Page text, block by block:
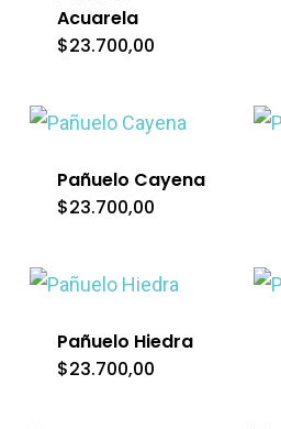
Acuarela
$23.700,00
Pañuelo Cayena
$23.700,00
Pañuelo Hiedra
$23.700,00